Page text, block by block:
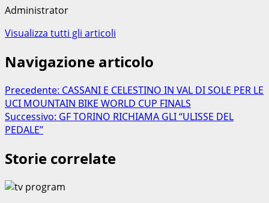
Administrator
Visualizza tutti gli articoli
Navigazione articolo
Precedente: CASSANI E CELESTINO IN VAL DI SOLE PER LE
UCI MOUNTAIN BIKE WORLD CUP FINALS
Successivo: GF TORINO RICHIAMA GLI “ULISSE DEL
PEDALE”
Storie correlate